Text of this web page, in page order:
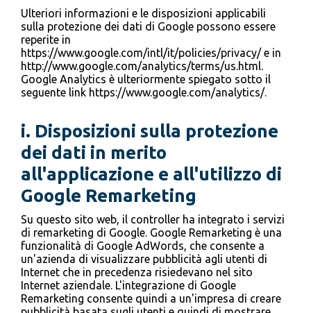
Ulteriori informazioni e le disposizioni applicabili
sulla protezione dei dati di Google possono essere
reperite in
https://www.google.com/intl/it/policies/privacy/ e in
http://www.google.com/analytics/terms/us.html.
Google Analytics è ulteriormente spiegato sotto il
seguente link https://www.google.com/analytics/.
i. Disposizioni sulla protezione
dei dati in merito
all'applicazione e all'utilizzo di
Google Remarketing
Su questo sito web, il controller ha integrato i servizi
di remarketing di Google. Google Remarketing è una
funzionalità di Google AdWords, che consente a
un'azienda di visualizzare pubblicità agli utenti di
Internet che in precedenza risiedevano nel sito
Internet aziendale. L'integrazione di Google
Remarketing consente quindi a un'impresa di creare